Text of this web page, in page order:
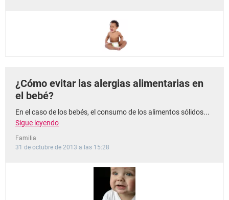
¿Cómo evitar las alergias alimentarias en
el bebé?
En el caso de los bebés, el consumo de los alimentos sólidos...
Sigue leyendo
Familia
31 de octubre de 2013 a las 15:28